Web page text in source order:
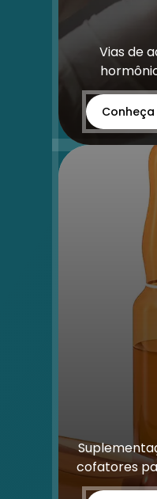
Vias de
cofatores